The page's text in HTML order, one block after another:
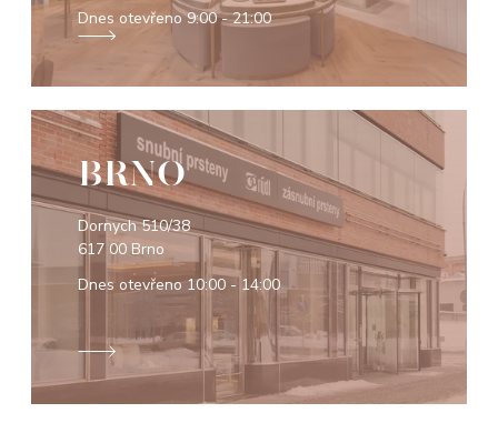
Dnes otevřeno9:00 - 21:00
BRNO
Dornych 510/38
617 00 Brno
Dnes otevřeno10:00 - 14:00